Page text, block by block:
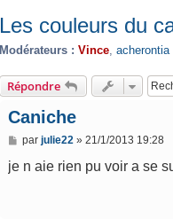
Les couleurs du
Modérateurs : Vince acherontia
Répondre
Caniche
M
s
par julie22 » 21/1/2013 19:28
je n aie rien pu voir a se